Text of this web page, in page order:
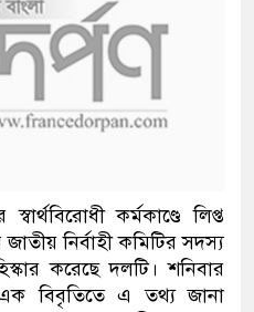
কর্মকাণ্ডে লিপ্ত
নির্বাহী কমিটির সদস্য
করেছে দলটি। শনিবার
এক বিবৃতিতে এ তথ্য জানা